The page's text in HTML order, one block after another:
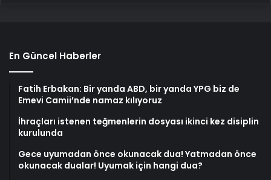
En Güncel Haberler
Fatih Erbakan: Bir yanda ABD, bir yanda YPG biz de
Emevi Camii’nde namaz kılıyoruz
İhraçları istenen teğmenlerin dosyası ikinci kez disiplin
kurulunda
Gece uyumadan önce okunacak dua! Yatmadan önce
okunacak dualar! Uyumak için hangi dua?